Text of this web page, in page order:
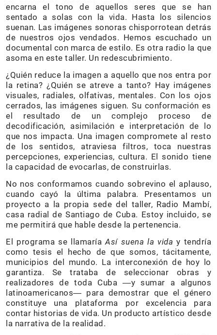
encarna el tono de aquellos seres que se han
sentado a solas con la vida. Hasta los silencios
suenan. Las imágenes sonoras chisporrotean detrás
de nuestros ojos vendados. Hemos escuchado un
documental con marca de estilo. Es otra radio la que
asoma en este taller. Un redescubrimiento.
¿Quién reduce la imagen a aquello que nos entra por
la retina? ¿Quién se atreve a tanto? Hay imágenes
visuales, radiales, olfativas, mentales. Con los ojos
cerrados, las imágenes siguen. Su conformación es
el resultado de un complejo proceso de
decodificación, asimilación e interpretación de lo
que nos impacta. Una imagen compromete al resto
de los sentidos, atraviesa filtros, toca nuestras
percepciones, experiencias, cultura. El sonido tiene
la capacidad de evocarlas, de construirlas.
No nos conformamos cuando sobrevino el aplauso,
cuando cayó la última palabra. Presentamos un
proyecto a la propia sede del taller, Radio Mambí,
casa radial de Santiago de Cuba. Estoy incluido, se
me permitirá que hable desde la pertenencia.
El programa se llamaríaAsí suena la vida y tendría
como tesis el hecho de que somos, tácitamente,
municipios del mundo. La interconexión de hoy lo
garantiza. Se trataba de seleccionar obras y
realizadores de toda Cuba ―y sumar a algunos
latinoamericanos― para demostrar que el género
constituye una plataforma por excelencia para
contar historias de vida. Un producto artístico desde
la narrativa de la realidad.